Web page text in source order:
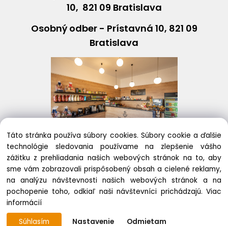
10, 821 09 Bratislava
Osobný odber - Prístavná 10, 821 09
Bratislava
+421243631408 eshop@ dallmayr .sk
Copyright © 2020
Táto stránka používa súbory cookies. Súbory cookie a ďalšie
technológie sledovania používame na zlepšenie vášho
zážitku z prehliadania našich webových stránok na to, aby
sme vám zobrazovali prispôsobený obsah a cielené reklamy,
na analýzu návštevnosti našich webových stránok a na
pochopenie toho, odkiaľ naši návštevníci prichádzajú.Viac
informácií
Súhlasím
Nastavenie Odmietam
https://dallmayr-eshop.sk/eshop/user-